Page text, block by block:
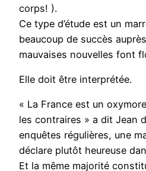
corps! ).
Ce type d’étude est un
beaucoup de succès
mauvaises nouvelles font
Elle doit être interprétée.
« La France est un
les contraires » a dit Jean
enquêtes régulières, une
déclare plutôt heureuse
Et la même majorité